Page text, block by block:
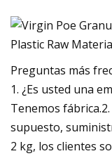
Preguntas más
1. ¿Es usted una
Tenemos
supuesto,
2 kg, los clientes